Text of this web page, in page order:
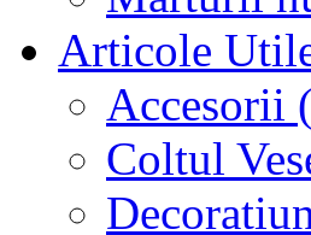
Articole
Accesorii
Coltul